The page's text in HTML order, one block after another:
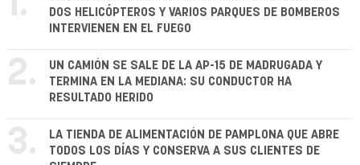
DOS HELICÓPTEROS Y VARIOS PARQUES DE BOMBEROS
INTERVIENEN EN EL FUEGO
2.
UN CAMIÓN SE SALE DE LA AP-15 DE MADRUGADA Y
TERMINA EN LA MEDIANA: SU CONDUCTOR HA
RESULTADO HERIDO
3.
LA TIENDA DE ALIMENTACIÓN DE PAMPLONA QUE ABRE
TODOS LOS DÍAS Y CONSERVA A SUS CLIENTES DE